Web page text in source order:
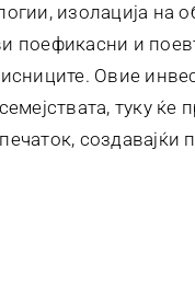
изолација на
поефикасни и
Овие
туку